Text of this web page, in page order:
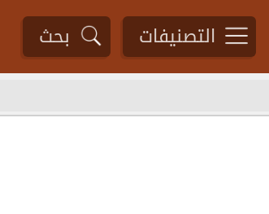
التصنيفات بحث